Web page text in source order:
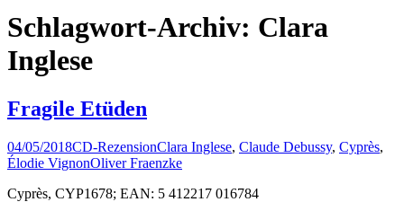
Schlagwort-Archiv: Clara
Inglese
Fragile Etüden
04/05/2018CD-RezensionClara Inglese, Claude Debussy, Cyprès,
Élodie VignonOliver Fraenzke
Cyprès, CYP1678; EAN: 5 412217 016784